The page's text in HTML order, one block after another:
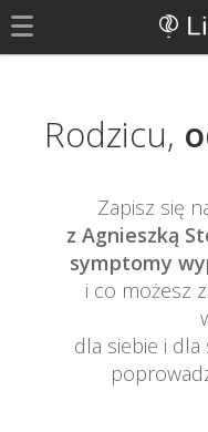
Rodzicu,
Zapisz się
z Agnieszką
symptomy
i co możesz
dla siebie i dla